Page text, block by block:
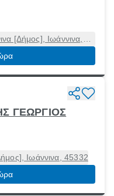
[Δήμος], Ιωάννινα,
ΓΕΩΡΓΙΟΣ
Ιωάννινα, 45332